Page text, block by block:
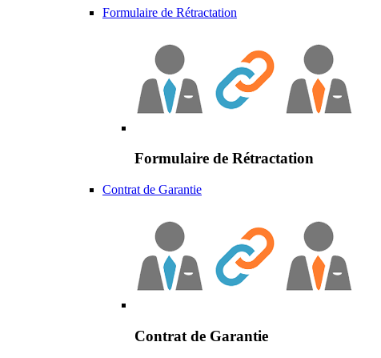
Formulaire de Rétractation
Formulaire de Rétractation
Contrat de Garantie
Contrat de Garantie